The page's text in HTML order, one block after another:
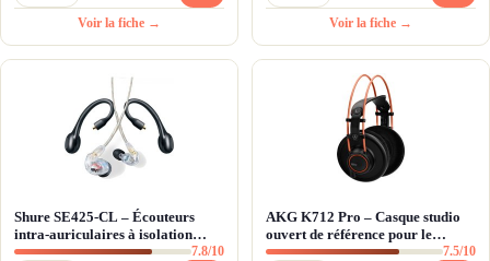
Voir la fiche → Voir la fiche →
Shure SE425-CL – Écouteurs
intra-auriculaires à isolation
sonore et double driver
7.8/10
AKG K712 Pro – Casque studio
ouvert de référence pour le
mixage et l'écoute audiophile7.5/10